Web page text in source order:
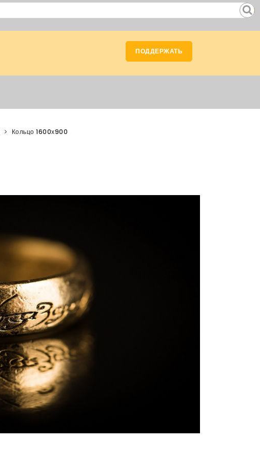
ПОДДЕРЖАТЬ
Кольцо 1600х900